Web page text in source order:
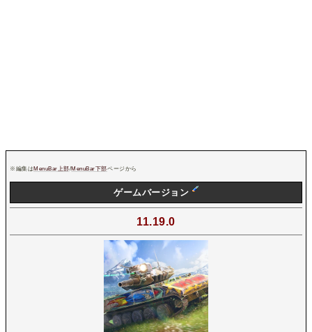
※編集は MenuBar上部/MenuBar下部ページから
ゲームバージョン
11.19.0